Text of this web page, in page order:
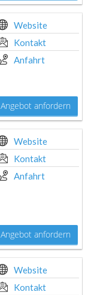
Website
Kontakt
Anfahrt
Angebot anfordern
Website
Kontakt
Anfahrt
Angebot anfordern
Website
Kontakt